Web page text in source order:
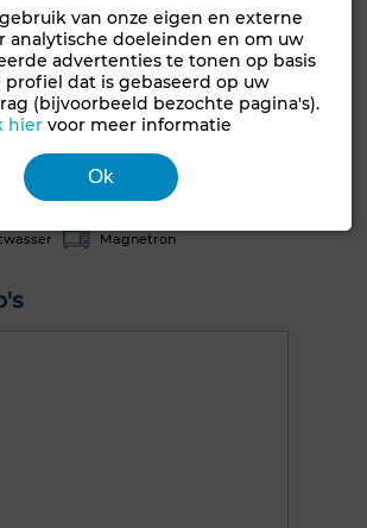
Conciërge
Gemeubileerd Exterieur gevel
Europese lounge
Open haard Air conditioning
Beveiliging Dubbel glas
Uitgeruste keuken
Magnetron
van onze eigen en externe
analytische doeleinden en om uw
advertenties te tonen op basis
profiel dat is gebaseerd op uw
(bijvoorbeeld bezochte pagina's).
hiervoor meer informatie
Ok